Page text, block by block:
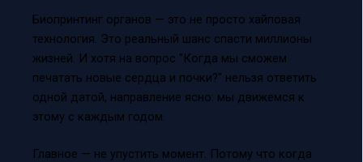
Биопринтинг органов — это не просто хайповая
технология. Это реальный шанс спасти миллионы
жизней. И хотя на вопрос "Когда мы сможем
печатать новые сердца и почки?" нельзя ответить
одной датой, направление ясно: мы движемся к
этому с каждым годом.
Главное — не упустить момент. Потому что когда